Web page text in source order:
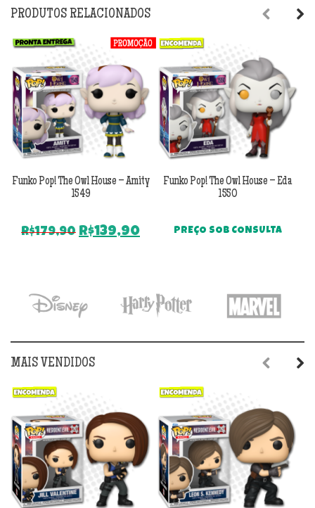
PRODUTOS RELACIONADOS
Funko Pop! The Owl House – Amity
1549
R$179,90 O
R$179,90.
R$139,90O
R$139,90.
Funko Pop! The Owl House – Eda
1550
PREÇO SOB CONSULTA
MAIS VENDIDOS